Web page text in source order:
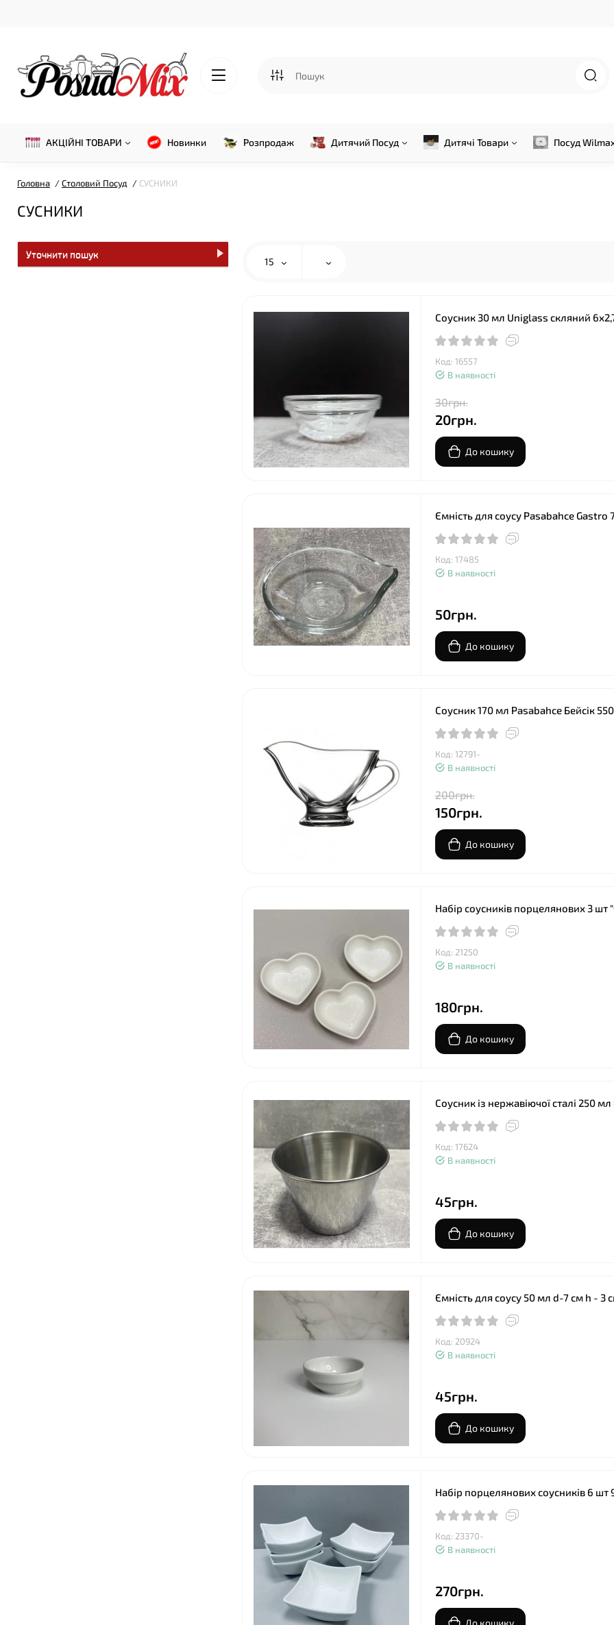
АКЦІЙНІ ТОВАРИ Новинки Розпродаж Дитячий Посуд Дитячі Товари Посуд
Головна Столовий Посуд СУСНИКИ
СУСНИКИ
Уточнити пошук
15
Соусник 30 мл Uniglass скляний
Код: 16557
В наявності
30грн.
20грн.
До кошику
Ємність для соусу Pasabahce Gastro
Код: 17485
В наявності
50грн.
До кошику
Соусник 170 мл Pasabahce Бейсік
Код: 12791-
В наявності
200грн.
150грн.
До кошику
Набір соусників порцелянових 3 шт
Код: 21250
В наявності
180грн.
До кошику
Соусник із нержавіючої сталі 250
Код: 17624
В наявності
45грн.
До кошику
Ємність для соусу 50 мл d-7 см h - 3
Код: 20924
В наявності
45грн.
До кошику
Набір порцелянових соусників 6 шт
Код: 23370-
В наявності
270грн.